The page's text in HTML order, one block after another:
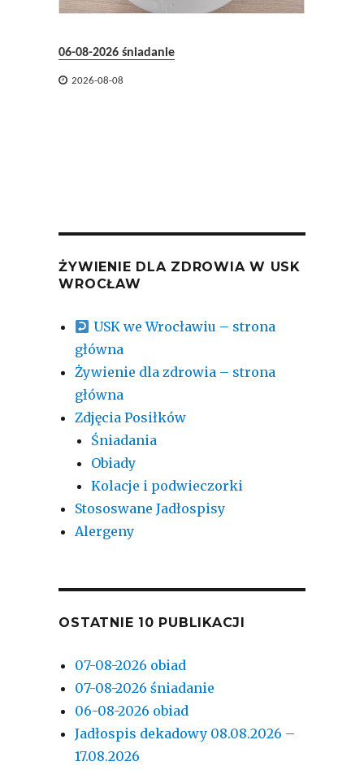
06-08-2026 śniadanie
 2026-08-08
ŻYWIENIE DLA ZDROWIA W USK
WROCŁAW
USK we Wrocławiu – strona
główna
Żywienie dla zdrowia – strona
główna
Zdjęcia Posiłków
Śniadania
Obiady
Kolacje i podwieczorki
Stososwane Jadłospisy
Alergeny
OSTATNIE 10 PUBLIKACJI
07-08-2026 obiad
07-08-2026 śniadanie
06-08-2026 obiad
Jadłospis dekadowy 08.08.2026 –
17.08.2026